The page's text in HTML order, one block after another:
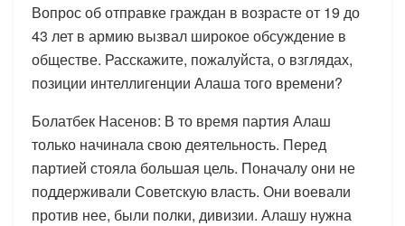
Вопрос об отправке граждан в возрасте от 19 до
43 лет в армию вызвал широкое обсуждение в
обществе. Расскажите, пожалуйста, о взглядах,
позиции интеллигенции Алаша того времени?
Болатбек Насенов: В то время партия Алаш
только начинала свою деятельность. Перед
партией стояла большая цель. Поначалу они не
поддерживали Советскую власть. Они воевали
против нее, были полки, дивизии. Алашу нужна